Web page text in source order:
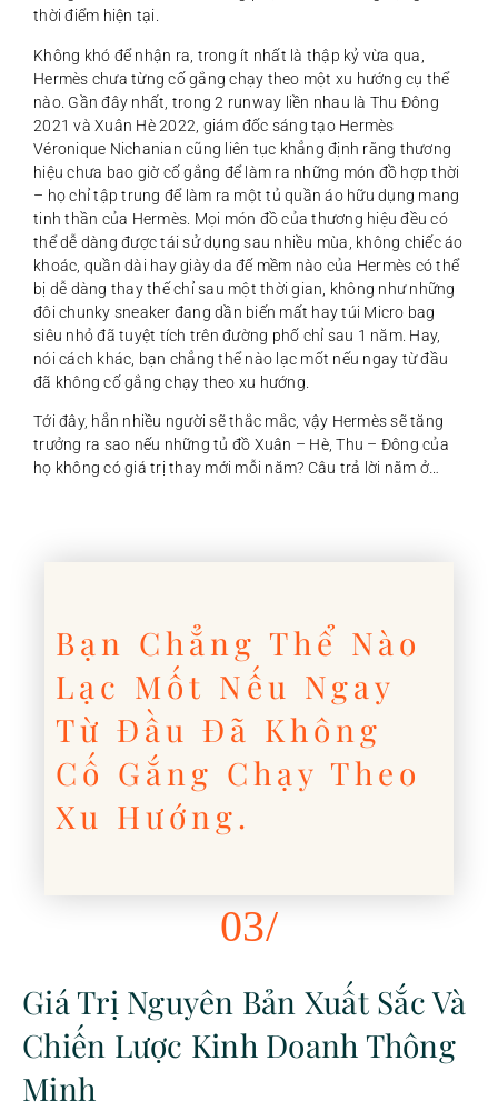
thời điểm hiện tại.
Không khó để nhận ra, trong ít nhất là thập kỷ vừa qua,
Hermès chưa từng cố gắng chạy theo một xu hướng cụ thể
nào. Gần đây nhất, trong 2 runway liền nhau là Thu Đông
2021 và Xuân Hè 2022, giám đốc sáng tạo Hermès
Véronique Nichanian cũng liên tục khẳng định rằng thương
hiệu chưa bao giờ cố gắng để làm ra những món đồ hợp thời
– họ chỉ tập trung để làm ra một tủ quần áo hữu dụng mang
tinh thần của Hermès. Mọi món đồ của thương hiệu đều có
thể dễ dàng được tái sử dụng sau nhiều mùa, không chiếc áo
khoác, quần dài hay giày da đế mềm nào của Hermès có thể
bị dễ dàng thay thế chỉ sau một thời gian, không như những
đôi chunky sneaker đang dần biến mất hay túi Micro bag
siêu nhỏ đã tuyệt tích trên đường phố chỉ sau 1 năm. Hay,
nói cách khác, bạn chẳng thể nào lạc mốt nếu ngay từ đầu
đã không cố gắng chạy theo xu hướng.
Tới đây, hẳn nhiều người sẽ thắc mắc, vậy Hermès sẽ tăng
trưởng ra sao nếu những tủ đồ Xuân – Hè, Thu – Đông của
họ không có giá trị thay mới mỗi năm? Câu trả lời nằm ở…
Bạn Chẳng Thể Nào
Lạc Mốt Nếu Ngay
Từ Đầu Đã Không
Cố Gắng Chạy Theo
Xu Hướng.
03/
Giá Trị Nguyên Bản Xuất Sắc Và
Chiến Lược Kinh Doanh Thông
Minh